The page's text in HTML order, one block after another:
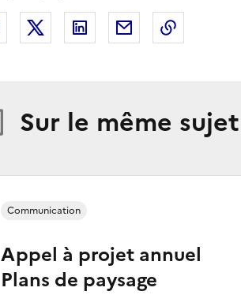
Partager sur Facebook
Partager sur XPartager sur LinkedIn
Partager par email
Sur le même sujet
Appel à projet annuel
Plans de paysage
Communication